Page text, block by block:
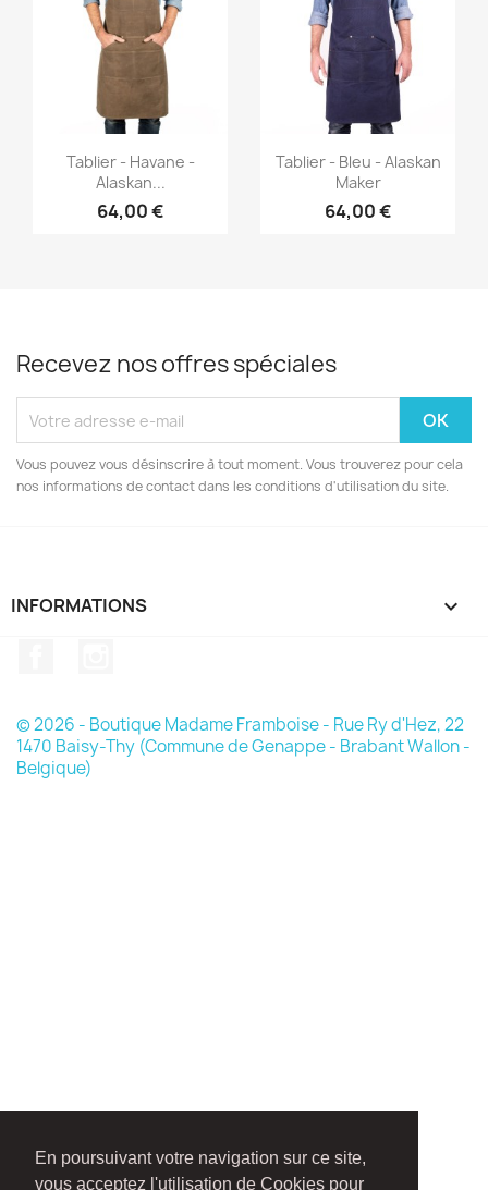
En poursuivant votre navigation sur ce site,
vous acceptez l'utilisation de Cookies pour
Aperçu rapide
Tablier - Havane -
Alaskan...
64,00 €
Aperçu rapide
Tablier - Bleu - Alaskan
Maker
64,00 €
Recevez nos offres spéciales
Vous pouvez vous désinscrire à tout moment. Vous trouverez pour cela
nos informations de contact dans les conditions d'utilisation du site.
INFORMATIONS 
© 2026 - Boutique Madame Framboise - Rue Ry d'Hez, 22
1470 Baisy-Thy (Commune de Genappe - Brabant Wallon -
Belgique)